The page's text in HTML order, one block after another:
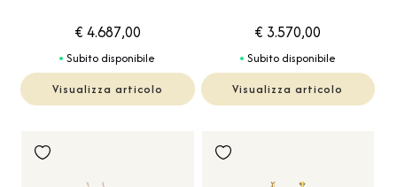
€ 4.687,00
Subito disponibile
Visualizza articolo
€ 3.570,00
Subito disponibile
Visualizza articolo